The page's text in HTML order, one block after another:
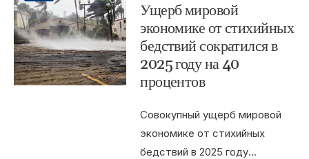
Ущерб мировой
экономике от стихийных
бедствий сократился в
2025 году на 40
процентов
Совокупный ущерб мировой
экономике от стихийных
бедствий в 2025 году...